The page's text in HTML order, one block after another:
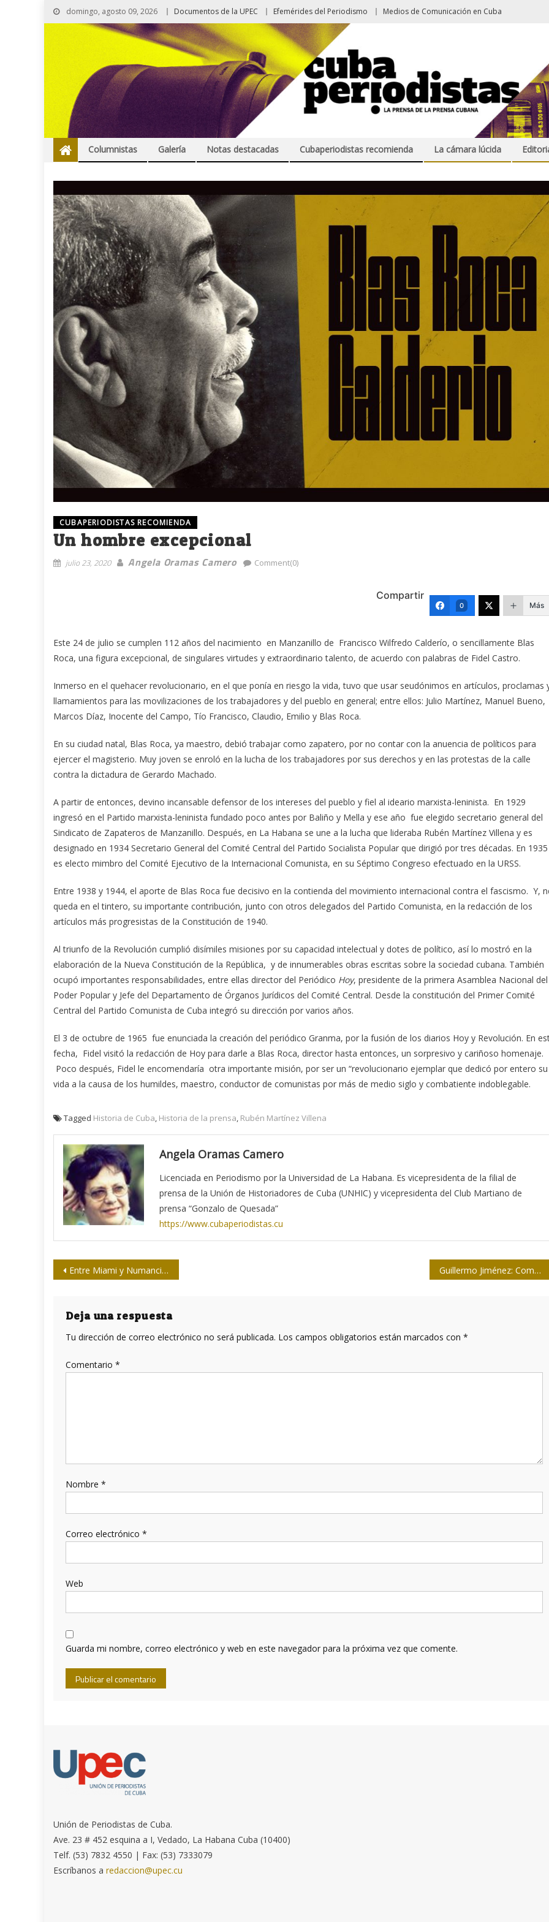
domingo, agosto 09, 2026 Documentos de la UPEC Efemérides del Periodismo Medios de Comunicación en Cuba
Columnistas Galería Notas destacadas Cubaperiodistas recomienda La cámara lúcida
CUBAPERIODISTAS RECOMIENDA
Un hombre excepcional
julio 23, 2020 Angela Oramas Camero Comment(0)
Compartir
0 Más
Este 24 de julio se cumplen 112 años del nacimiento en Manzanillo de Francisco Wilfredo Calderío, o sencillamente Blas
Roca, una figura excepcional, de singulares virtudes y extraordinario talento, de acuerdo con palabras de Fidel Castro.
Inmerso en el quehacer revolucionario, en el que ponía en riesgo la vida, tuvo que usar seudónimos en artículos, proclamas
llamamientos para las movilizaciones de los trabajadores y del pueblo en general; entre ellos: Julio Martínez, Manuel Bueno,
Marcos Díaz, Inocente del Campo, Tío Francisco, Claudio, Emilio y Blas Roca.
En su ciudad natal, Blas Roca, ya maestro, debió trabajar como zapatero, por no contar con la anuencia de políticos para
ejercer el magisterio. Muy joven se enroló en la lucha de los trabajadores por sus derechos y en las protestas de la calle
contra la dictadura de Gerardo Machado.
A partir de entonces, devino incansable defensor de los intereses del pueblo y fiel al ideario marxista-leninista. En 1929
ingresó en el Partido marxista-leninista fundado poco antes por Baliño y Mella y ese año fue elegido secretario general del
Sindicato de Zapateros de Manzanillo. Después, en La Habana se une a la lucha que lideraba Rubén Martínez Villena y es
designado en 1934 Secretario General del Comité Central del Partido Socialista Popular que dirigió por tres décadas. En 1935
es electo mimbro del Comité Ejecutivo de la Internacional Comunista, en su Séptimo Congreso efectuado en la URSS.
Entre 1938 y 1944, el aporte de Blas Roca fue decisivo en la contienda del movimiento internacional contra el fascismo. Y,
queda en el tintero, su importante contribución, junto con otros delegados del Partido Comunista, en la redacción de los
artículos más progresistas de la Constitución de 1940.
Al triunfo de la Revolución cumplió disímiles misiones por su capacidad intelectual y dotes de político, así lo mostró en la
elaboración de la Nueva Constitución de la República, y de innumerables obras escritas sobre la sociedad cubana. También
ocupó importantes responsabilidades, entre ellas director del Periódico Hoy, presidente de la primera Asamblea Nacional del
Poder Popular y Jefe del Departamento de Órganos Jurídicos del Comité Central. Desde la constitución del Primer Comité
Central del Partido Comunista de Cuba integró su dirección por varios años.
El 3 de octubre de 1965 fue enunciada la creación del periódico Granma, por la fusión de los diarios Hoy y Revolución. En
fecha, Fidel visitó la redacción de Hoy para darle a Blas Roca, director hasta entonces, un sorpresivo y cariñoso homenaje.
Poco después, Fidel le encomendaría otra importante misión, por ser un “revolucionario ejemplar que dedicó por entero su
vida a la causa de los humildes, maestro, conductor de comunistas por más de medio siglo y combatiente indoblegable.
Tagged Historia de Cuba, Historia de la prensa, Rubén Martínez Villena
Angela Oramas Camero
Licenciada en Periodismo por la Universidad de La Habana. Es vicepresidenta de la filial de
prensa de la Unión de Historiadores de Cuba (UNHIC) y vicepresidenta del Club Martiano de
prensa “Gonzalo de Quesada”
https://www.cubaperiodistas.cu
Navegación
entradas
Entre Miami y Numancia está Cuba Guillermo Jiménez: Combate defendió las ideas más radicales de la Revolución
Deja una respuesta
Tu dirección de correo electrónico no será publicada. Los campos obligatorios están marcados con *
Comentario *
Nombre *
Correo electrónico *
Web
Guarda mi nombre, correo electrónico y web en este navegador para la próxima vez que comente.
Unión de Periodistas de Cuba.
Ave. 23 # 452 esquina a I, Vedado, La Habana Cuba (10400)
Telf. (53) 7832 4550 | Fax: (53) 7333079
Escríbanos aredaccion@upec.cu